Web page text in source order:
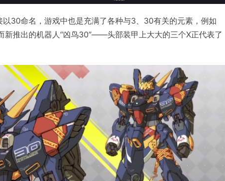
30命名，游戏中也是充满了各种与3、30有关的元素，例如
新推出的机器人“凶鸟30”——头部装甲上大大的三个X正代表了